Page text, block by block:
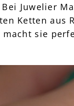
Juwelier
Ketten aus
macht sie